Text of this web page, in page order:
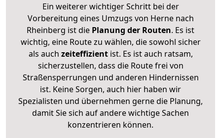
Ein weiterer wichtiger Schritt bei der
Vorbereitung eines Umzugs von Herne nach
Rheinberg ist die Planung der Routen. Es ist
wichtig, eine Route zu wählen, die sowohl sicher
als auch zeiteffizientist. Es ist auch ratsam,
sicherzustellen, dass die Route frei von
Straßensperrungen und anderen Hindernissen
ist. Keine Sorgen, auch hier haben wir
Spezialisten und übernehmen gerne die Planung,
damit Sie sich auf andere wichtige Sachen
konzentrieren können.